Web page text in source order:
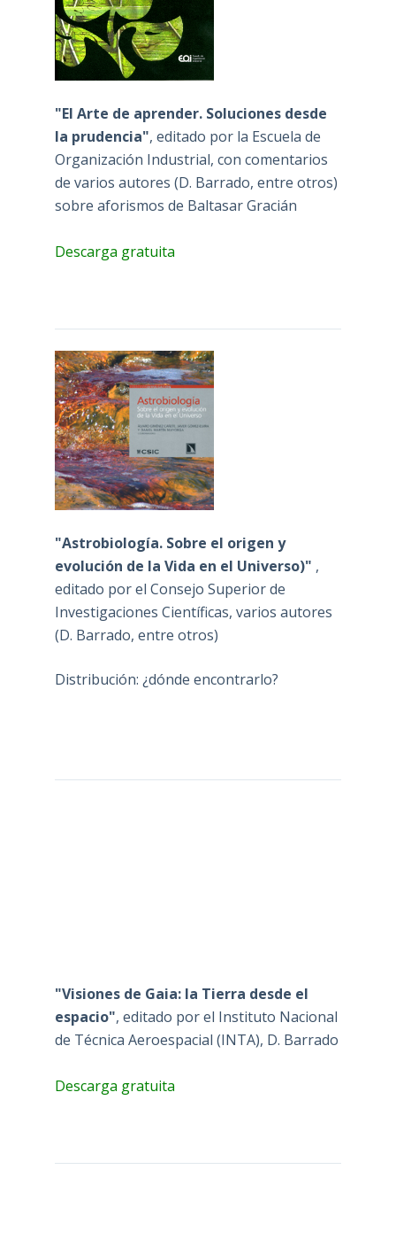
"El Arte de aprender. Soluciones desde
la prudencia", editado por la Escuela de
Organización Industrial, con comentarios
de varios autores (D. Barrado, entre otros)
sobre aforismos de Baltasar Gracián
Descarga gratuita
"Astrobiología. Sobre el origen y
evolución de la Vida en el Universo)" ,
editado por el Consejo Superior de
Investigaciones Científicas, varios autores
(D. Barrado, entre otros)
Distribución: ¿dónde encontrarlo?
"Visiones de Gaia: la Tierra desde el
espacio", editado por el Instituto Nacional
de Técnica Aeroespacial (INTA), D. Barrado
Descarga gratuita